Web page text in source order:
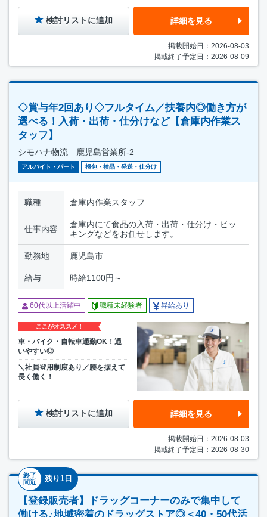
検討リストに追加 詳細を見る
掲載開始日：2026-08-03
掲載終了予定日：2026-08-09
◇賞与年2回あり◇フルタイム／扶養内◎働き方が
選べる！入荷・出荷・仕分けなど【倉庫内作業ス
タッフ】
シモハナ物流 鹿児島営業所-2
アルバイト・パート 梱包・検品・発送・仕分け
職種 倉庫内作業スタッフ
仕事内容
倉庫内にて食品の入荷・出荷・仕分け・ピッ
キングなどをお任せします。
勤務地 鹿児島市
給与 時給1100円～
60代以上活躍中 職種未経験者 昇給あり
ここがオススメ！
車・バイク・自転車通勤OK！通
いやすい◎
＼社員登用制度あり／腰を据えて
長く働く！
検討リストに追加 詳細を見る
掲載開始日：2026-08-03
掲載終了予定日：2026-08-30
終了
間近
残り1日
【登録販売者】ドラッグコーナーのみで集中して
働ける♪地域密着のドラッグストア◎＜40・50代活